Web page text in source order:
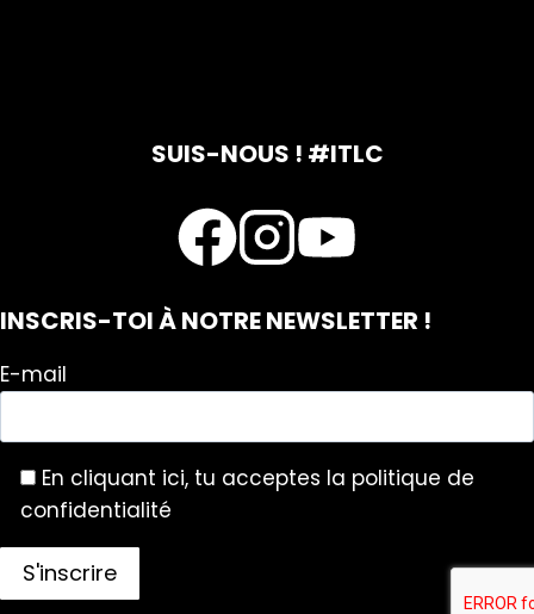
SUIS-NOUS ! #ITLC
INSCRIS-TOI À NOTRE NEWSLETTER !
E-mail
En cliquant ici, tu acceptes la politique de
confidentialité